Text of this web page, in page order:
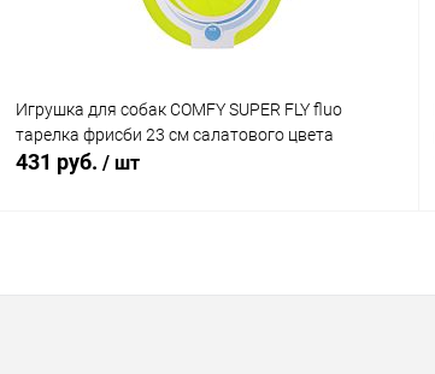
Игрушка для собак COMFY SUPER FLY fluo
тарелка фрисби 23 см салатового цвета
431 руб. / шт